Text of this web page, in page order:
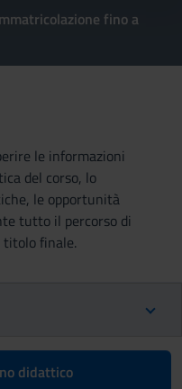
fino a
le informazioni
del corso, lo
le opportunità
tutto il percorso di
titolo finale.
didattico